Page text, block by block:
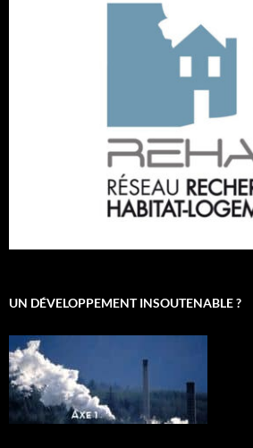
UN DÉVELOPPEMENT INSOUTENABLE ?